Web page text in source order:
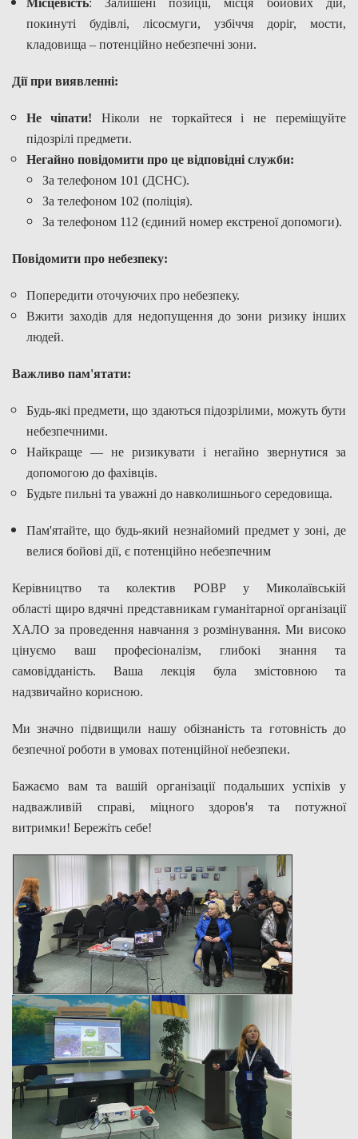
Місцевість: Залишені позиції, місця бойових дій,
покинуті будівлі, лісосмуги, узбіччя доріг, мости,
кладовища – потенційно небезпечні зони.
Дії при виявленні:
Не чіпати! Ніколи не торкайтеся і не переміщуйте
підозрілі предмети.
Негайно повідомити про це відповідні служби:
За телефоном 101 (ДСНС).
За телефоном 102 (поліція).
За телефоном 112 (єдиний номер екстреної допомоги).
Повідомити про небезпеку:
Попередити оточуючих про небезпеку.
Вжити заходів для недопущення до зони ризику інших
людей.
Важливо пам'ятати:
Будь-які предмети, що здаються підозрілими, можуть бути
небезпечними.
Найкраще — не ризикувати і негайно звернутися за
допомогою до фахівців.
Будьте пильні та уважні до навколишнього середовища.
Пам'ятайте, що будь-який незнайомий предмет у зоні, де
велися бойові дії, є потенційно небезпечним
Керівництво та колектив РОВР у Миколаївській
області щиро вдячні представникам гуманітарної організації
ХАЛО за проведення навчання з розмінування. Ми високо
цінуємо ваш професіоналізм, глибокі знання та
самовідданість. Ваша лекція була змістовною та
надзвичайно корисною.
Ми значно підвищили нашу обізнаність та готовність до
безпечної роботи в умовах потенційної небезпеки.
Бажаємо вам та вашій організації подальших успіхів у
надважливій справі, міцного здоров'я та потужної
витримки! Бережіть себе!